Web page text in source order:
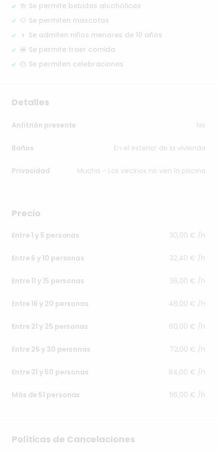
🍻 Se permite bebidas alcohólicas
🐶 Se permiten mascotas
👦 Se admiten niños menores de 10 años
🍔 Se permite traer comida
🎂 Se permiten celebraciones
Detalles
Anfitrión presente No
Baños En el exterior de la vivienda
Privacidad Mucha - Los vecinos no ven la piscina
Precio
Entre 1 y 5 personas 30,00 € /h
Entre 6 y 10 personas 32,40 € /h
Entre 11 y 15 personas 36,00 € /h
Entre 16 y 20 personas 48,00 € /h
Entre 21 y 25 personas 60,00 € /h
Entre 26 y 30 personas 72,00 € /h
Entre 31 y 50 personas 84,00 € /h
Más de 51 personas 96,00 € /h
Políticas de Cancelaciones